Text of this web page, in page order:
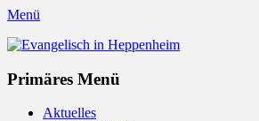
Menü
Evangelisch in Heppenheim
Primäres Menü
Zum
Aktuelles